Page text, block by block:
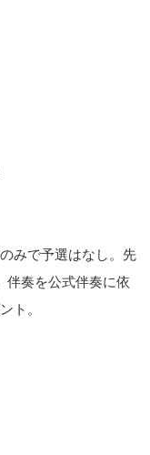
みで予選はなし。先
伴奏を公式伴奏に依
ト。